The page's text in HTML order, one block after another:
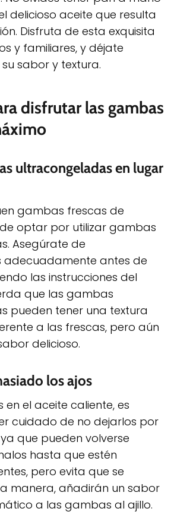
delicioso aceite que resulta
Disfruta de esta exquisita
y familiares, y déjate
sabor y textura.
disfrutar las gambas
ultracongeladas en lugar
gambas frescas de
optar por utilizar gambas
Asegúrate de
adecuadamente antes de
las instrucciones del
que las gambas
pueden tener una textura
a las frescas, pero aún
delicioso.
los ajos
en el aceite caliente, es
cuidado de no dejarlos por
que pueden volverse
hasta que estén
pero evita que se
manera, añadirán un sabor
a las gambas al ajillo.